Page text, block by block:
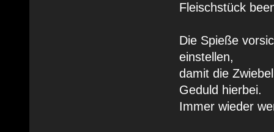
Fleischstück
Die Spieße
einstellen,
damit die
Geduld hierbei.
Immer wieder